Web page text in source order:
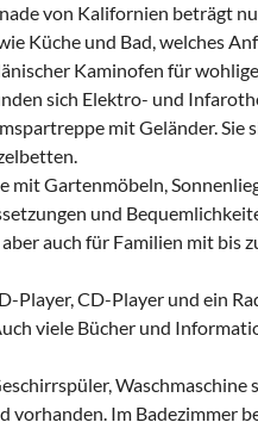
von Kalifornien beträgt
Küche und Bad, welches
Kaminofen für
sich Elektro- und
mit Geländer. Sie
mit Gartenmöbeln,
und
auch für Familien mit bis
CD-Player und ein
viele Bücher und
Waschmaschine
vorhanden. Im Badezimmer